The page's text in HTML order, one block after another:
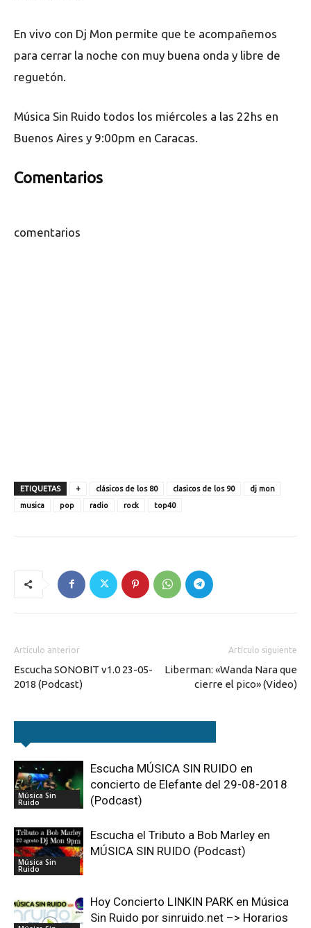
En vivo con Dj Mon permite que te acompañemos
para cerrar la noche con muy buena onda y libre de
reguetón.
Música Sin Ruido todos los miércoles a las 22hs en
Buenos Aires y 9:00pm en Caracas.
Comentarios
comentarios
ETIQUETAS + clásicos de los 80 clasicos de los 90
dj mon
musica
pop radio rock top40
Artículo anterior
Escucha SONOBIT v1.0 23-05-
2018 (Podcast)
Artículo siguiente
Liberman: «Wanda Nara que
cierre el pico» (Video)
Música Sin
Ruido
Escucha MÚSICA SIN RUIDO en
concierto de Elefante del 29-08-2018
(Podcast)
Música Sin
Ruido
Escucha el Tributo a Bob Marley en
MÚSICA SIN RUIDO (Podcast)
Hoy Concierto LINKIN PARK en Música
Sin Ruido por sinruido.net –> Horarios